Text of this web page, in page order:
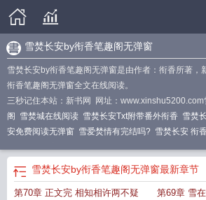
雪焚长安by衔香笔趣阁无弹窗
雪焚长安by衔香笔趣阁无弹窗是由作者：衔香所著，
衔香笔趣阁无弹窗全文在线阅读。
三秒记住本站：新书网 网址：www.xinshu5200.com
阁 雪焚城在线阅读 雪焚长安Txt附带番外衔香 雪焚
安免费阅读无弹窗 雪爱焚情有完结吗? 雪焚长安 衔
雪焚长安by衔香笔趣阁无弹窗最新章节
第70章 正文完 相知相许两不疑 第69章 雪